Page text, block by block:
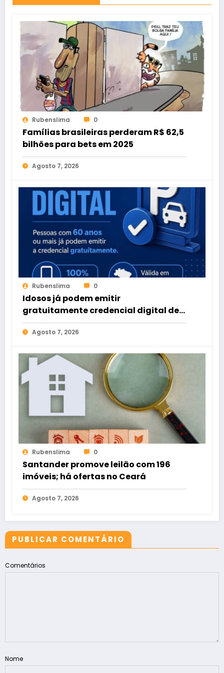
Rubenslima 0
Famílias brasileiras perderam R$ 62,5
bilhões para bets em 2025
Agosto 7, 2026
Rubenslima 0
Idosos já podem emitir
gratuitamente credencial digital de
estacionamento
Agosto 7, 2026
Rubenslima 0
Santander promove leilão com 196
imóveis; há ofertas no Ceará
Agosto 7, 2026
PUBLICAR COMENTÁRIO
Comentários
Nome